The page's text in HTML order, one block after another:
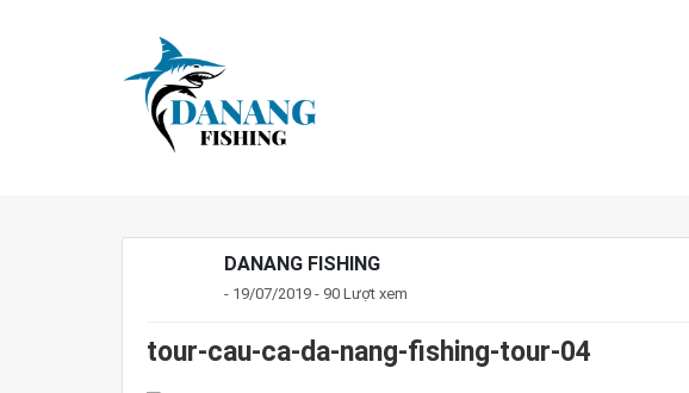
DANANG FISHING
- 19/07/2019 - 90 Lượt xem
tour-cau-ca-da-nang-fishing-tour-04